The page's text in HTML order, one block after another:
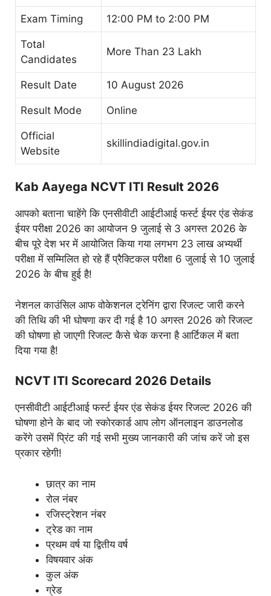
Exam Timing 12:00 PM to 2:00 PM
Total
Candidates
More Than 23 Lakh
Result Date 10 August 2026
Result Mode Online
Official
Website
skillindiadigital.gov.in
Kab Aayega NCVT ITI Result 2026
आपको बताना चाहेंगे कि एनसीवीटी आईटीआई फर्स्ट ईयर एंड सेकंड
ईयर परीक्षा 2026 का आयोजन 9 जुलाई से 3 अगस्त 2026 के
बीच पूरे देश भर में आयोजित किया गया लगभग 23 लाख अभ्यर्थी
परीक्षा में सम्मिलित हो रहे हैं प्रैक्टिकल परीक्षा 6 जुलाई से 10 जुलाई
2026 के बीच हुई है!
नेशनल काउंसिल आफ वोकेशनल ट्रेनिंग द्वारा रिजल्ट जारी करने
की तिथि की भी घोषणा कर दी गई है 10 अगस्त 2026 को रिजल्ट
की घोषणा हो जाएगी रिजल्ट कैसे चेक करना है आर्टिकल में बता
दिया गया है!
NCVT ITI Scorecard 2026 Details
एनसीवीटी आईटीआई फर्स्ट ईयर एंड सेकंड ईयर रिजल्ट 2026 की
घोषणा होने के बाद जो स्कोरकार्ड आप लोग ऑनलाइन डाउनलोड
करेंगे उसमें प्रिंट की गई सभी मुख्य जानकारी की जांच करें जो इस
प्रकार रहेगी!
छात्र का नाम
रोल नंबर
रजिस्ट्रेशन नंबर
ट्रेड का नाम
प्रथम वर्ष या द्वितीय वर्ष
विषयवार अंक
कुल अंक
ग्रेड